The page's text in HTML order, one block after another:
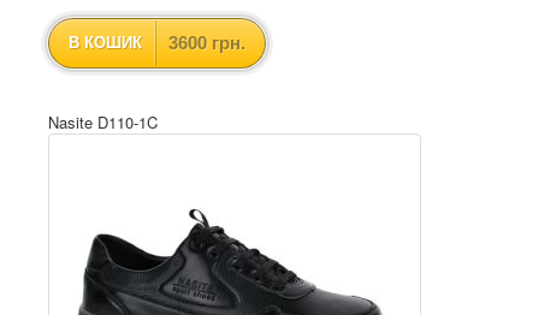
В КОШИК 3600 грн.
Nasite D110-1C